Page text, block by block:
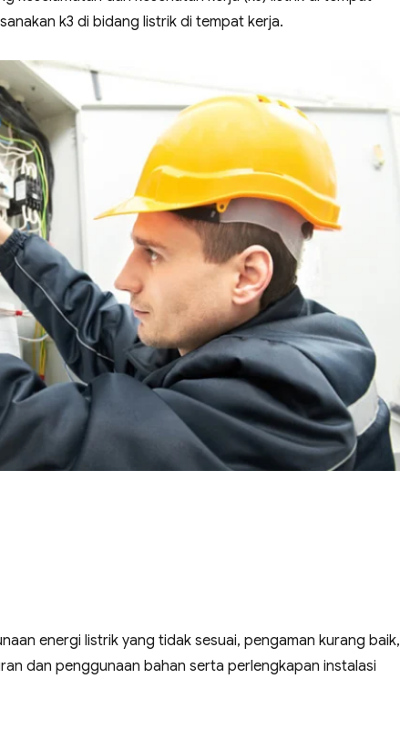
k3 di bidang listrik di tempat kerja.
energi listrik yang tidak sesuai, pengaman kurang baik,
dan penggunaan bahan serta perlengkapan instalasi